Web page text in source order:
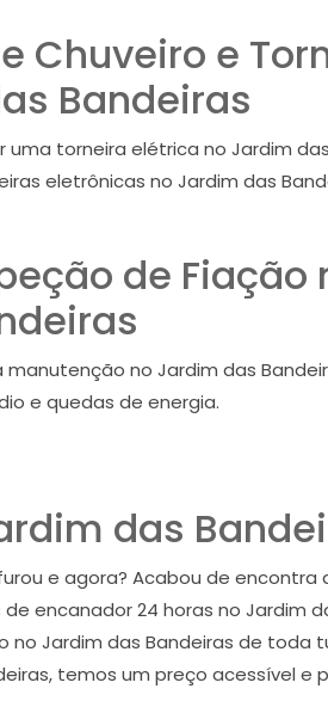
Chuveiro e
Bandeiras
torneira elétrica no Jardim
eletrônicas no Jardim das
de Fiação
no Jardim das
e quedas de energia.
das
e agora? Acabou de
encanador 24 horas no Jardim
Jardim das Bandeiras de toda
temos um preço acessível